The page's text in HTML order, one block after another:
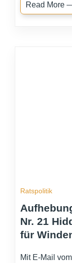
Read More
Ratspolitik
Nr. 21
für
Mit E-Mail